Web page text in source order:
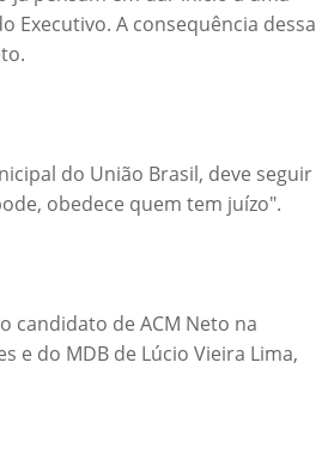
Executivo. A consequência dessa
do União Brasil, deve seguir
obedece quem tem juízo".
candidato de ACM Neto na
e do MDB de Lúcio Vieira Lima,